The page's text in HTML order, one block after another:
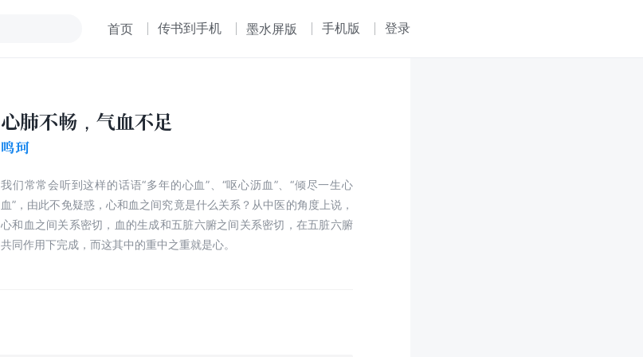
首页 传书到手机 墨水屏版 手机版 登录
心肺不畅，气血不足
鸣珂
我们常常会听到这样的话语“多年的心血”、“呕心沥血”、“倾尽一生心
血”，由此不免疑惑，心和血之间究竟是什么关系？从中医的角度上说，
心和血之间关系密切，血的生成和五脏六腑之间关系密切，在五脏六腑
共同作用下完成，而这其中的重中之重就是心。